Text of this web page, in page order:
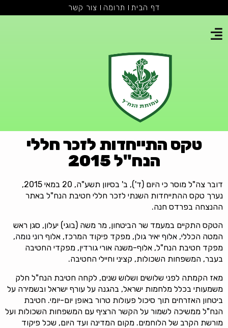
דף הבית תרומה צור קשר
טקס התייחדות לזכר חללי
הנח"ל 2015
דובר צה"ל מוסר כי היום (ד'), ב' בסיוון תשע"ה, 20 במאי 2015,
נערך טקס ההתייחדות השנתי לזכר חללי חטיבת הנח"ל באתר
ההנצחה בפרדס חנה.
הטקס התקיים במעמד שר הביטחון, מר משה (בוגי) יעלון, סגן ראש
המטה הכללי, אלוף יאיר גולן, מפקד פיקוד המרכז, אלוף רוני נומה,
מפקד חטיבת הנח"ל, אלוף-משנה אורי גורדין, מפקדי החטיבה
בעבר, המשפחות השכולות, קציני וחיילי החטיבה.
מאז הקמתה לפני שלושים ושלוש שנים, לקחה חטיבת הנח"ל חלק
משמעותי בכלל מלחמות ישראל, בהגנה על עורף ישראל ובשמירה על
ביטחון האזרחים תוך סיכול פעולות טרור באופן יום-יומי. חטיבת
הנח"ל ממשיכה לשמור על הקשר הרציף עם המשפחות השכולות ועל
מורשת הקרב של הלוחמים. מקום המדינה ועד היום, שכל פיקוד